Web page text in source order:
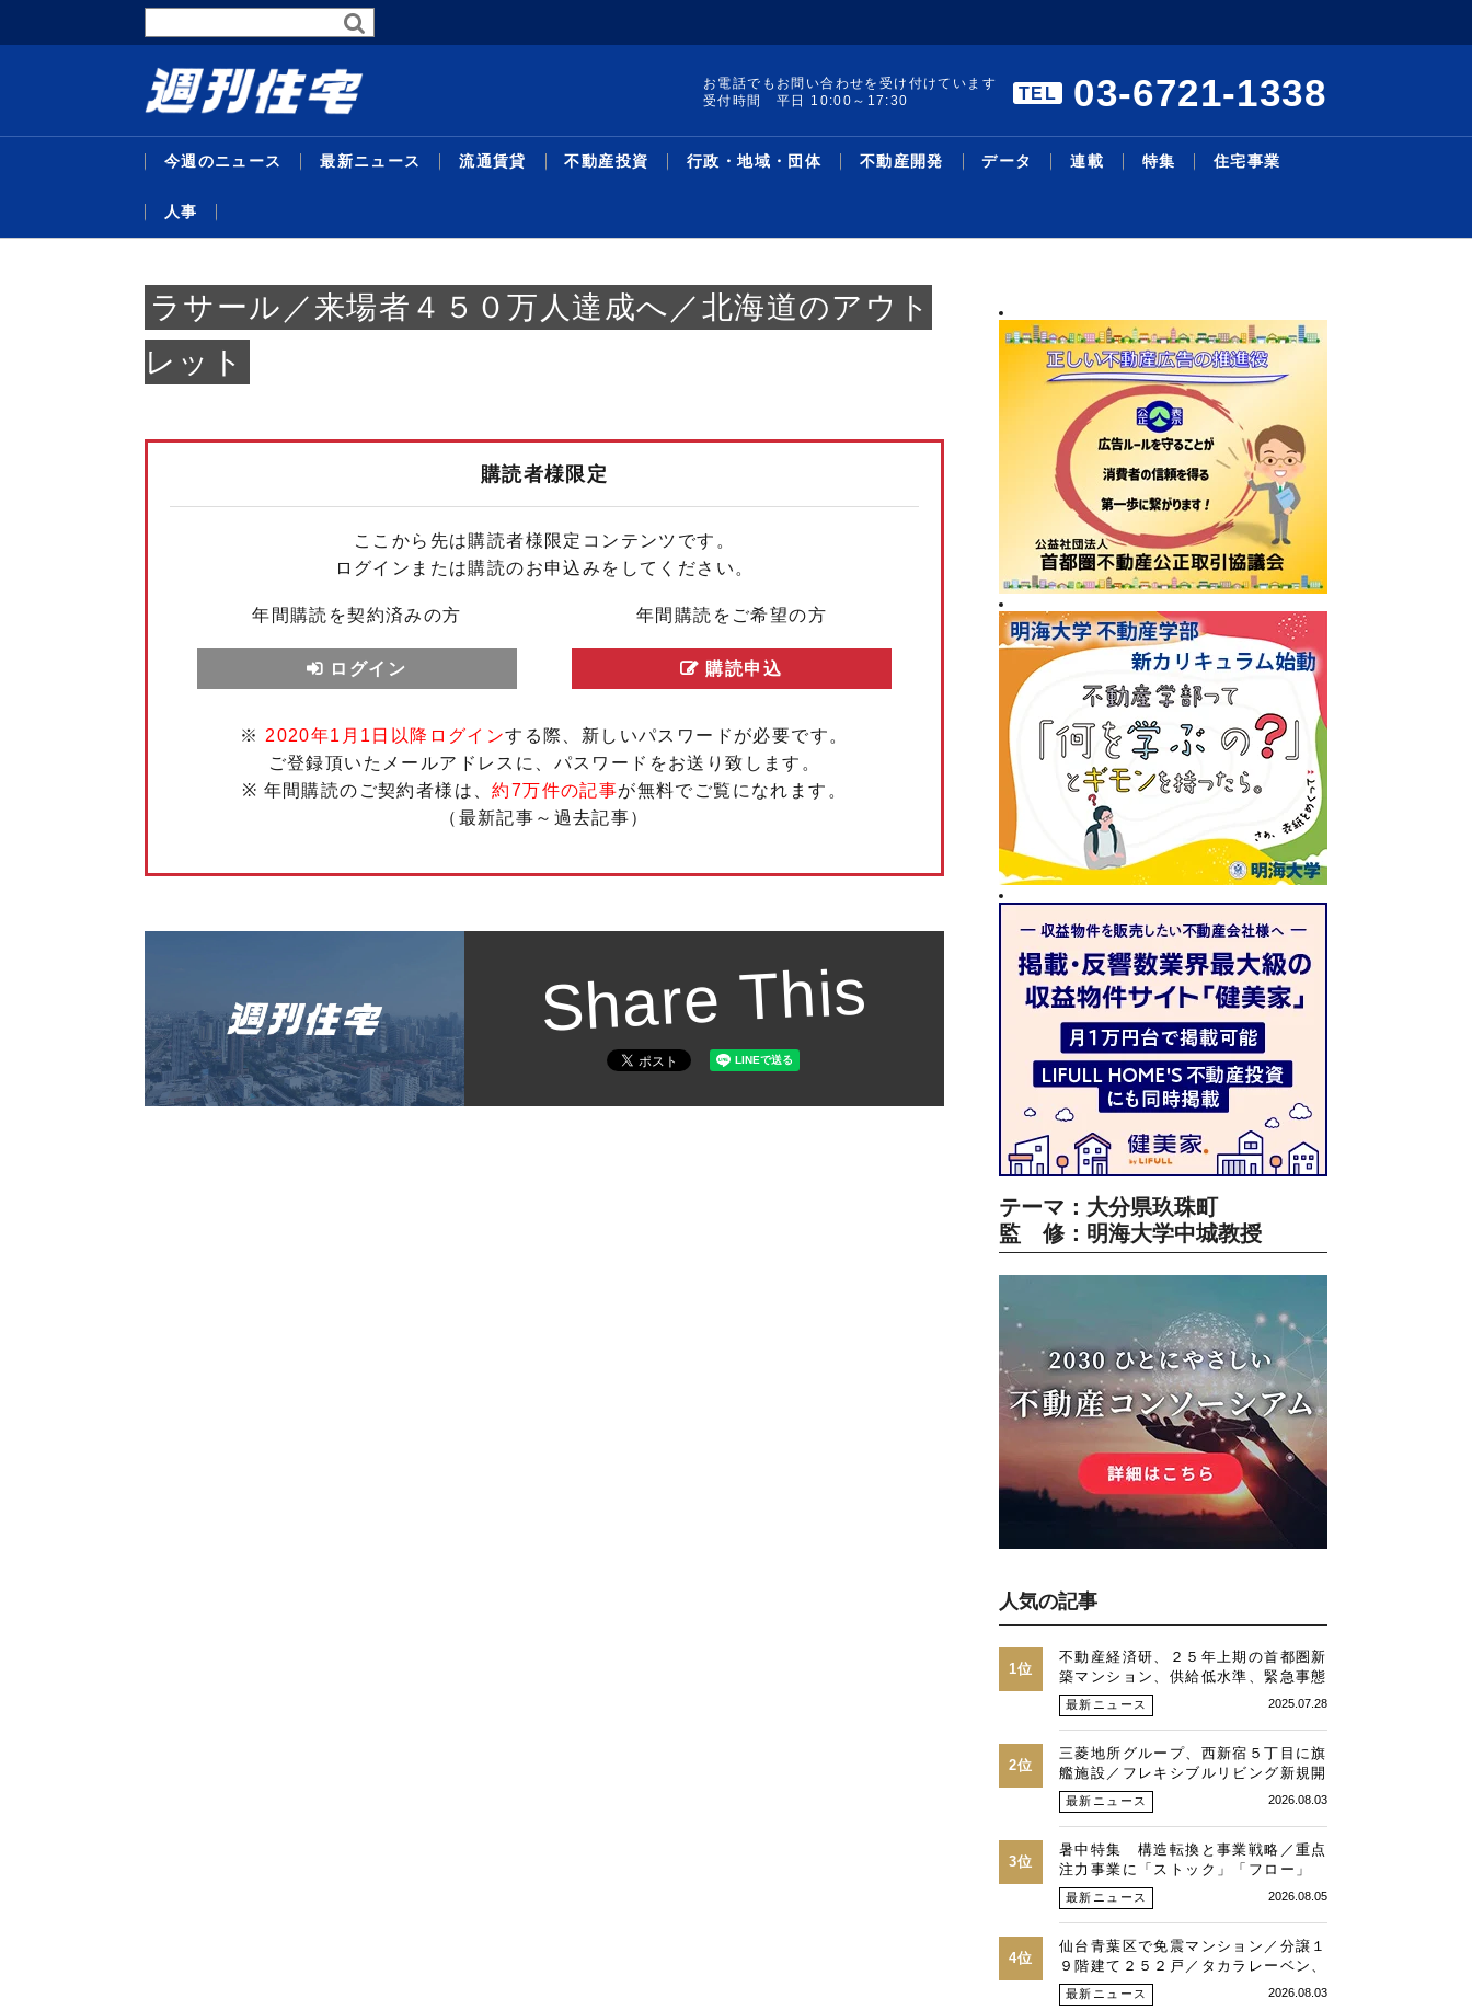
お電話でもお問い合わせを受け付けています
受付時間 平日 10:00～17:30
TEL 03-6721-1338
今週のニュース 最新ニュース
最新ニュース
略／住協グループ／都心住み
最新ニュース 2026.08.05
略／木造を主力事業へ、グル
暑中特集 構造転換と事業戦
略／裁判、手続き電子化で紛
最新ニュース 2026.08.05
流通賃貸
流通賃貸
定賃料は4万3096円／「京...
2026.08.05
グレードＡ需給ひっ迫が継続
エアコンの「在庫・回収管理
システム」構築／業務削減と
流通賃貸 2026.08.03
不動産投資
不動産投資
比で30％削減を達成／プロロ
不動産投資 2026.07.21
月、平均利回り14％超／リ...
リモート施工管理を導入／27
年度売上高500億円、販売...
不動産投資 2026.07.13
行政・地域・団体
行政・地域・団体
域３県追加で41地域に／賃
行政・地域・団体 2026.08.05
手需要を可視化／ツクルバが
本人確認サービスで合意／国
内初、12月開始予定／Liq...
行政・地域・団体 2026.07.27
不動産開発
不動産開発
／マンション敷地売却制度で
不動産開発 2026.08.05
グローバル社が江東区で
三井不、物流投資累計１・４
兆円に／今後も安定供給へ／
不動産開発 2026.08.04
データ
データ
ンション利回り－３５０－東
2026.03.23
ンション利回り―３４８―東
主な沿線駅別の新築・中古マ
ンション利回り－３４７－東
2026.02.24
連載
連載
ＡＣ紙面講習③／「宅建業
2026.08.05
―１５６―重説の書き方・説
明海大学不動産学部 不動産
の話題［１２５］学生と教員
2026.08.03
特集
特集
達額１千億円超／「不特法３
2026.08.03
化するライフスタイルと住ま
シニア・住み替え特集／シニ
ア層の意識変化と開発動向／
2026.07.27
住宅事業
住宅事業
ベ再販／第１弾８月中旬販売
2026.08.03
社を買収／大和ハ
物件取得で２１・６億円資金
調達／千葉銀とサステナリン
住宅事業 2026.08.03
人事
人事
2026.07.27
機構改革・人事／積水ハ、旭
2026.06.29
ラサール／来場者４５０万人達成へ／北海道のアウト
レット
購読者様限定
ここから先は購読者様限定コンテンツです。
ログインまたは購読のお申込みをしてください。
年間購読を契約済みの方
ログイン
年間購読をご希望の方
購読申込
※ 2020年1月1日以降ログインする際、新しいパスワードが必要です。
ご登録頂いたメールアドレスに、パスワードをお送り致します。
※ 年間購読のご契約者様は、約7万件の記事が無料でご覧になれます。
（最新記事～過去記事）
Share This
テーマ：大分県玖珠町
監 修：明海大学中城教授
人気の記事
1位
不動産経済研、２５年上期の首都圏新
築マンション、供給低水準、緊急事態
時並み、価格最高値、２３区は平均
１・３億円に
最新ニュース 2025.07.28
2位
三菱地所グループ、西新宿５丁目に旗
艦施設／フレキシブルリビング新規開
発物件全４９戸
最新ニュース 2026.08.03
3位
暑中特集 構造転換と事業戦略／重点
注力事業に「ストック」「フロー」
「マネジメント」／跡地開発の可能性
／総合デベトップ10目標に／自社ブ
ランド構築へ体制整備／日本郵政不動
産／池田 明社長に聞く
最新ニュース 2026.08.05
4位
仙台青葉区で免震マンション／分譲１
９階建て２５２戸／タカラレーベン、
積水化学、三菱地所レジ
最新ニュース 2026.08.03